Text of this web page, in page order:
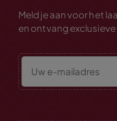
Meld je aan voor het
en ontvang